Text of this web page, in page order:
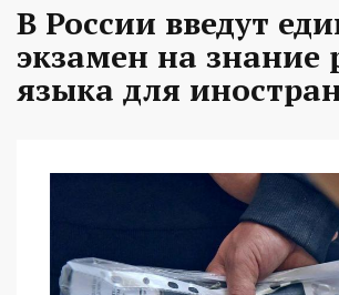
В России введут
экзамен на знание
языка для